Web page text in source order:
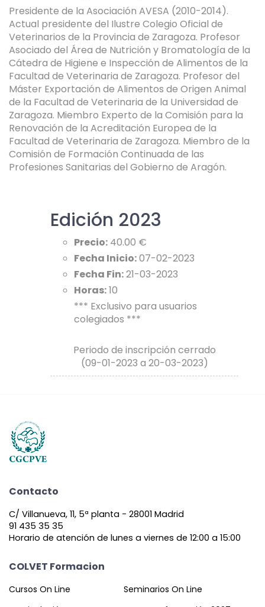
Presidente de la Asociación AVESA (2010-2014).
Actual presidente del Ilustre Colegio Oficial de
Veterinarios de la Provincia de Zaragoza. Profesor
Asociado del Área de Nutrición y Bromatología de la
Cátedra de Higiene e Inspección de Alimentos de la
Facultad de Veterinaria de Zaragoza. Profesor del
Máster Exportación de Alimentos de Origen Animal
de la Facultad de Veterinaria de la Universidad de
Zaragoza. Miembro Experto de la Comisión para la
Renovación de la Acreditación Europea de la
Facultad de Veterinaria de Zaragoza. Miembro de la
Comisión de Formación Continuada de las
Profesiones Sanitarias del Gobierno de Aragón.
Edición 2023
Precio: 40.00 €
Fecha Inicio:07-02-2023
Fecha Fin:21-03-2023
Horas:10
*** Exclusivo para usuarios
colegiados ***
Periodo de inscripción cerrado
(09-01-2023 a 20-03-2023)
Contacto
C/ Villanueva, 11, 5ª planta - 28001 Madrid
91 435 35 35
Horario de atención de lunes a viernes de 12:00 a 15:00
COLVET Formacion
Cursos On Line
Seminarios On Line